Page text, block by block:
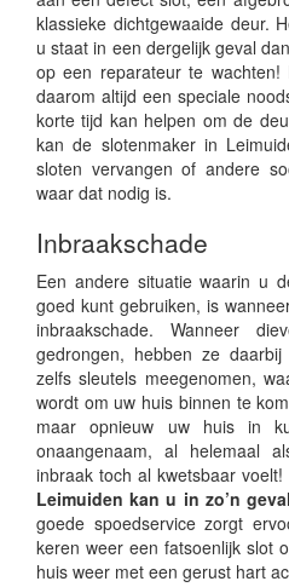
klassieke dichtgewaaide deur.
u staat in een dergelijk geval
op een reparateur te wachten!
daarom altijd een speciale
korte tijd kan helpen om de
kan de slotenmaker in
sloten vervangen of andere
waar dat nodig is.
Inbraakschade
Een andere situatie waarin u
goed kunt gebruiken, is
inbraakschade. Wanneer
gedrongen, hebben ze
zelfs sleutels meegenomen,
wordt om uw huis binnen te
maar opnieuw uw huis in
onaangenaam, al helemaal
inbraak toch al kwetsbaar voelt!
Leimuiden kan u in zo’n
goede spoedservice zorgt
keren weer een fatsoenlijk slot
huis weer met een gerust hart